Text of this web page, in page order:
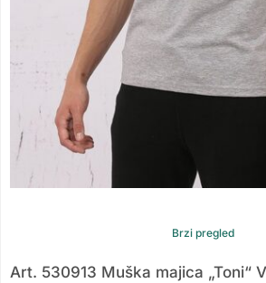
Brzi pregled
Art. 530913 Muška majica „Toni“